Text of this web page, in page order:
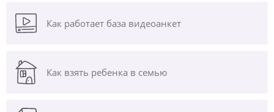
Как работает база видеоанкет
Как взять ребенка в семью